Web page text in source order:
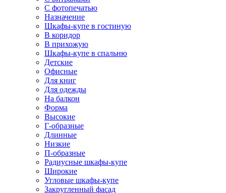
С фотопечатью
Назначение
Шкафы-купе в гостиную
В коридор
В прихожую
Шкафы-купе в спальню
Детские
Офисные
Для книг
Для одежды
На балкон
Форма
Высокие
Г-образные
Длинные
Низкие
П-образные
Радиусные шкафы-купе
Широкие
Угловые шкафы-купе
Закругленный фасад